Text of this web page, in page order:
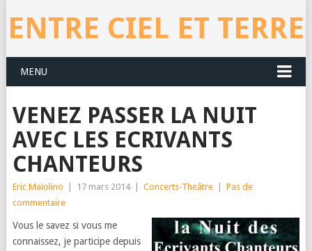
ENTRE CIEL ET TERRE
MENU
VENEZ PASSER LA NUIT
AVEC LES ECRIVANTS
CHANTEURS
Eric Maïolino 17 mars 2014 Concerts-Theâtre
Pas de
commentaire
Vous le savez si vous me
connaissez, je participe depuis